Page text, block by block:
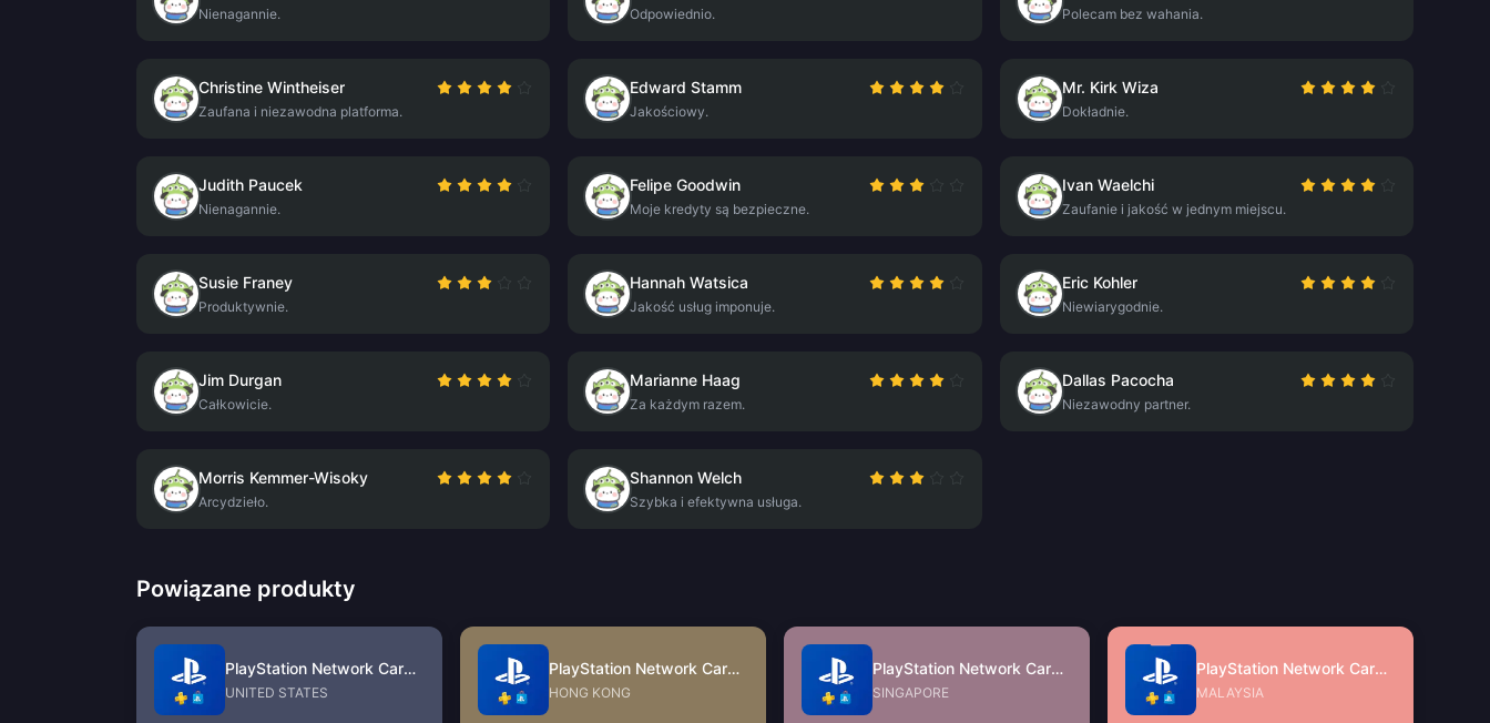
Nienagannie. Odpowiednio. Polecam bez wahania.
Christine Wintheiser
Zaufana i niezawodna platforma.
Edward Stamm
Jakościowy.
Mr. Kirk Wiza
Dokładnie.
Judith Paucek
Nienagannie.
Felipe Goodwin
Moje kredyty są bezpieczne.
Ivan Waelchi
Zaufanie i jakość w jednym miejscu.
Susie Franey
Produktywnie.
Hannah Watsica
Jakość usług imponuje.
Eric Kohler
Niewiarygodnie.
Jim Durgan
Całkowicie.
Marianne Haag
Za każdym razem.
Dallas Pacocha
Niezawodny partner.
Morris Kemmer-Wisoky
Arcydzieło.
Shannon Welch
Szybka i efektywna usługa.
Powiązane produkty
PlayStation Network Card (US)
UNITED STATES
PlayStation Network Card (HK)
HONG KONG
PlayStation Network Card (SG)
SINGAPORE
PlayStation Network Card (MY)
MALAYSIA